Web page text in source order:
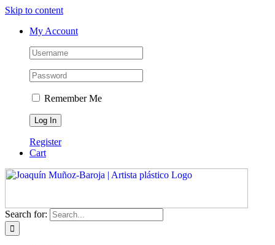
Skip to content
My Account
Remember Me
Register
Cart
Search for: